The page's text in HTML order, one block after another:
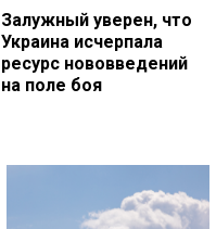
Залужный уверен, что
Украина исчерпала
ресурс нововведений
на поле боя